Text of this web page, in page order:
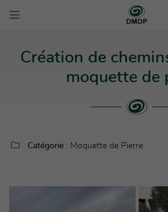

05 62 00 53 44
 Adresse email de réception
Création de
moquette de
 Catégorie : Moquette de Pierre